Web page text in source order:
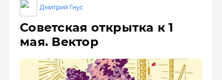
Дмитрий Гнус
Советская открытка к 1
мая. Вектор